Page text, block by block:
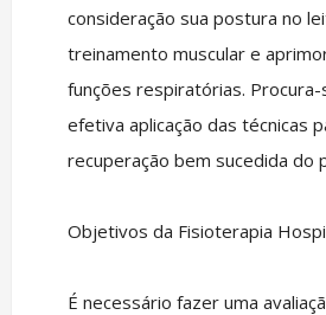
consideração sua postura no
treinamento muscular e
funções respiratórias. Procura-
efetiva aplicação das técnicas
recuperação bem sucedida do
Objetivos da Fisioterapia
É necessário fazer uma